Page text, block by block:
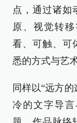
点，通过诸如
原、视觉转
看、可触、可
悉的方式与艺
同样以“远方
冷的文字导